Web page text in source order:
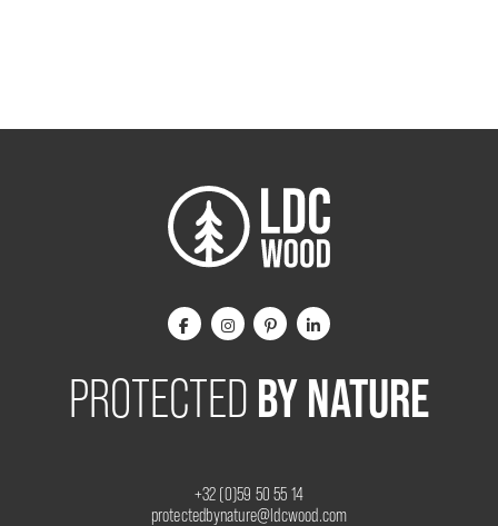
PROTECTED BY NATURE
+32 (0)59 50 55 14
protectedbynature@ldcwood.com